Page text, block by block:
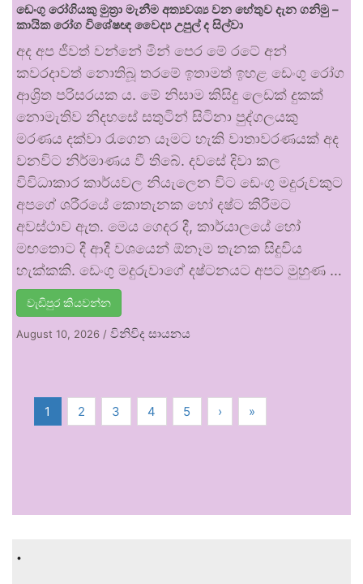
ඩෙංගු රෝගියකු ⁣මුත්‍රා මැනීම අත්‍යවශ්‍ය වන හේතුව දැන ගනිමු –
කායික රෝග විශේෂඥ වෛද්‍ය උපුල් ද සිල්වා
අද අප ජීවත් වන්නේ මින් පෙර මේ රටේ අන්
කවරදාවත් නොතිබූ තරමේ ඉතාමත් ඉහළ ඩෙංගු රෝග
ආශ්‍රිත පරිසරයක ය. මේ නිසාම කිසිදු ලෙඩක් දුකක්
නොමැතිව නිදහසේ සතුටින් සිටිනා පුද්ගලයකු
මරණය දක්වා රැගෙන යෑමට හැකි වාතාවරණයක් අද
වනවිට නිර්මාණය වී තිබේ. දවසේ දිවා කල
විවිධාකාර කාර්යවල නියැලෙන විට ඩෙංගු මදුරුවකුට
අපගේ ශරීරයේ කොතැනක හෝ දෂ්ට කිරීමට
අවස්ථාව ඇත. මෙය ගෙදර දී, කාර්යාලයේ හෝ
මඟතොට දී ආදී වශයෙන් ඕනෑම තැනක සිදුවිය
හැක්කකි. ඩෙංගු මදුරුවාගේ දෂ්ටනයට අපට මුහුණ …
වැඩිපුර කියවන්න
August 10, 2026 / විනිවිද සායනය
1 2 3 4 5 › »
.